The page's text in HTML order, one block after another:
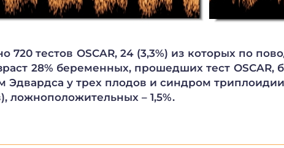
тестов OSCAR, 24 (3,3%) из которых по
28% беременных, прошедших тест OSCAR,
Эдвардса у трех плодов и синдром
ложноположительных – 1,5%.